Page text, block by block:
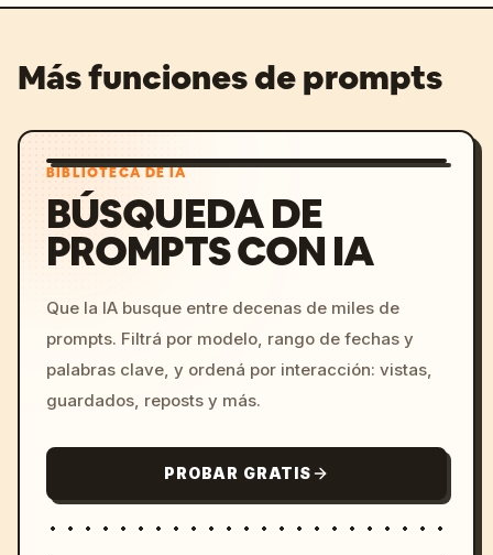
Más funciones de prompts
BIBLIOTECA DE IA
BÚSQUEDA DE
PROMPTS CON IA
Que la IA busque entre decenas de miles de
prompts. Filtrá por modelo, rango de fechas y
palabras clave, y ordená por interacción: vistas,
guardados, reposts y más.
PROBAR GRATIS